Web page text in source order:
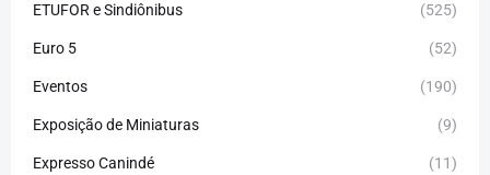
ETUFOR e Sindiônibus (525)
Euro 5 (52)
Eventos (190)
Exposição de Miniaturas (9)
Expresso Canindé (11)